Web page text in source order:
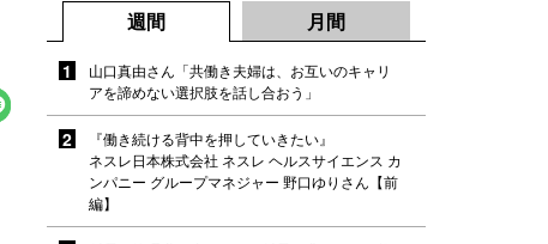
週間 月間
山口真由さん「共働き夫婦は、お互いのキャリ
アを諦めない選択肢を話し合おう」
『働き続ける背中を押していきたい』
ネスレ日本株式会社 ネスレ ヘルスサイエンス カ
ンパニー グループマネジャー 野口ゆりさん【前
編】